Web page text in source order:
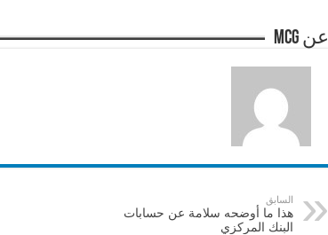
عن mcg
السابق
هذا ما أوضحه سلامة عن حسابات
البنك المركزي